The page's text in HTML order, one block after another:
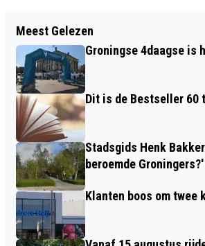
VANUIT AH EN LIDL
Meest Gelezen
Groningse 4daagse is
Dit is de Bestseller 60
Stadsgids Henk
beroemde Groningers?'
Klanten boos om twee